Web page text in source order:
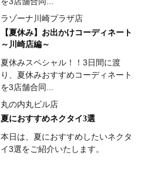
ラゾーナ川崎プラザ店
【夏休み】お出かけコーディネート
～川崎店編～
夏休みスペシャル！！3日間に渡
り、夏休みおすすめコーディネート
を3店舗合同...
丸の内丸ビル店
夏におすすめネクタイ3選
本日は、夏におすすめしたいネクタ
イ3選をご紹介いたします。